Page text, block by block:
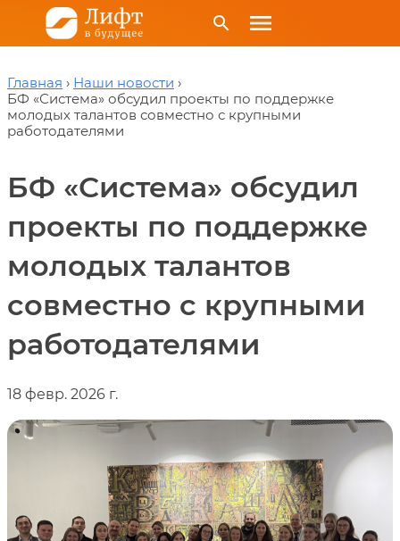
search menu
Главная
Наши новости
БФ «Система» обсудил проекты по поддержке
молодых талантов совместно с крупными
работодателями
БФ «Система» обсудил
проекты по поддержке
молодых талантов
совместно с крупными
работодателями
18 февр. 2026 г.